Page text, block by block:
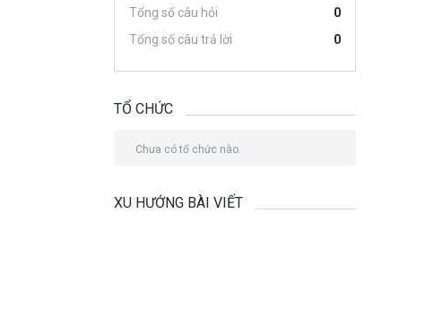
Tổng số câu hỏi
0
Tổng số câu trả lời
0
TỔ CHỨC
Chưa có tổ chức nào.
XU HƯỚNG BÀI VIẾT